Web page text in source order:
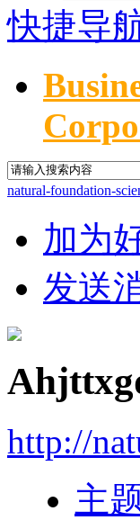
快捷导
natural-foundation-
加为
发送
http://
主